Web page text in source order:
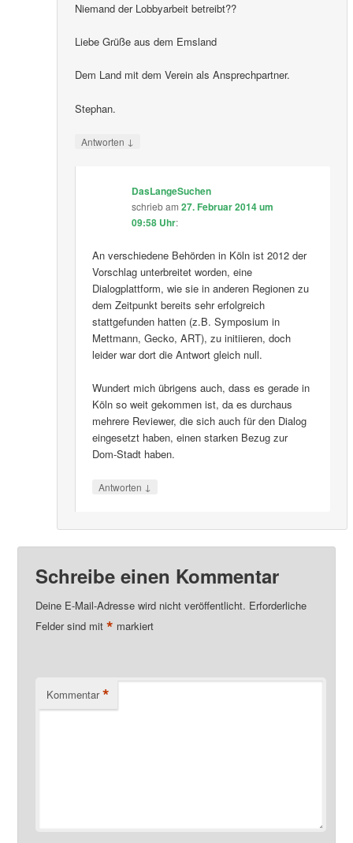
Niemand der Lobbyarbeit betreibt??
Liebe Grüße aus dem Emsland
Dem Land mit dem Verein als Ansprechpartner.
Stephan.
Antworten ↓
DasLangeSuchen
schriebam 27. Februar 2014 um
09:58 Uhr:
An verschiedene Behörden in Köln ist 2012 der
Vorschlag unterbreitet worden, eine
Dialogplattform, wie sie in anderen Regionen zu
dem Zeitpunkt bereits sehr erfolgreich
stattgefunden hatten (z.B. Symposium in
Mettmann, Gecko, ART), zu initiieren, doch
leider war dort die Antwort gleich null.
Wundert mich übrigens auch, dass es gerade in
Köln so weit gekommen ist, da es durchaus
mehrere Reviewer, die sich auch für den Dialog
eingesetzt haben, einen starken Bezug zur
Dom-Stadt haben.
Antworten ↓
Schreibe einen Kommentar
Deine E-Mail-Adresse wird nicht veröffentlicht. Erforderliche
Felder sind mit * markiert
Kommentar *